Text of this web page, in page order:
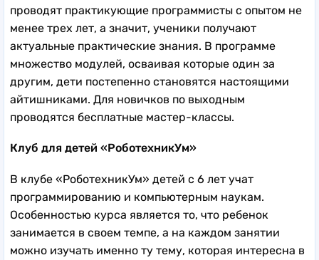
проводят практикующие программисты с опытом не
менее трех лет, а значит, ученики получают
актуальные практические знания. В программе
множество модулей, осваивая которые один за
другим, дети постепенно становятся настоящими
айтишниками. Для новичков по выходным
проводятся бесплатные мастер-классы.
Клуб для детей «РоботехникУм»
В клубе «РоботехникУм» детей с 6 лет учат
программированию и компьютерным наукам.
Особенностью курса является то, что ребенок
занимается в своем темпе, а на каждом занятии
можно изучать именно ту тему, которая интересна в